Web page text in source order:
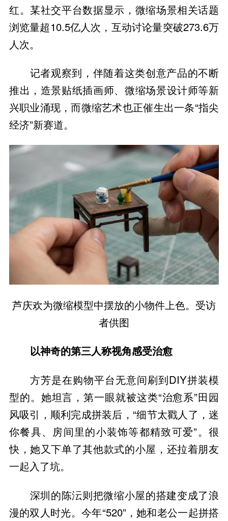
红。某社交平台数据显示，微缩场景相关话题
浏览量超10.5亿人次，互动讨论量突破273.6万
人次。
记者观察到，伴随着这类创意产品的不断
推出，造景贴纸插画师、微缩场景设计师等新
兴职业涌现，而微缩艺术也正催生出一条“指尖
经济”新赛道。
芦庆欢为微缩模型中摆放的小物件上色。受访
者供图
以神奇的第三人称视角感受治愈
方芳是在购物平台无意间刷到DIY拼装模
型的。她坦言，第一眼就被这类“治愈系”田园
风吸引，顺利完成拼装后，“细节太戳人了，迷
你餐具、房间里的小装饰等都精致可爱”。很
快，她又下单了其他款式的小屋，还拉着朋友
一起入了坑。
深圳的陈沄则把微缩小屋的搭建变成了浪
漫的双人时光。今年“520”，她和老公一起拼搭